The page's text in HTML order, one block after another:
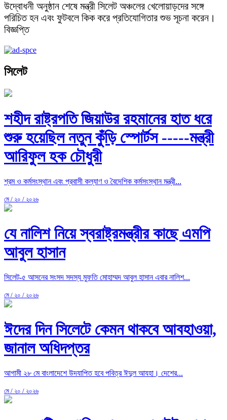
উদ্বোধনী অনুষ্ঠান শেষে মন্ত্রী সিলেট অঞ্চলের খেলোয়াড়দের সঙ্গে
পরিচিত হন এবং ফুটবলে কিক করে প্রতিযোগিতার শুভ সূচনা করেন।
বিজ্ঞপ্তি
সিলেট
শহীদ রাষ্ট্রপতি জিয়াউর রহমানের হাত ধরে
শুরু হয়েছিল নতুন কুঁড়ি স্পোর্টস -----মন্ত্রী
আরিফুল হক চৌধুরী
শ্রম ও কর্মসংস্থান এবং প্রবাসী কল্যাণ ও বৈদেশিক কর্মসংস্থান মন্ত্রী...
মে / ২০ / ২০২৬
যে নালিশ নিয়ে স্বরাষ্ট্রমন্ত্রীর কাছে এমপি
আবুল হাসান
সিলেট-৫ আসনের সংসদ সদস্য মুফতি মোহাম্মদ আবুল হাসান এবার নালিশ...
মে / ২০ / ২০২৬
ঈদের দিন সিলেটে কেমন থাকবে আবহাওয়া,
জানাল অধিদপ্তর
আগামী ২৮ মে বাংলাদেশে উদযাপিত হবে পবিত্র ঈদুল আযহা। দেশের...
মে / ২০ / ২০২৬